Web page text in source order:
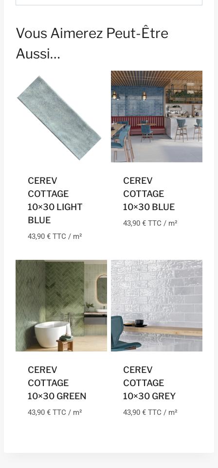
Vous Aimerez Peut-Être
Aussi…
CEREV
COTTAGE
10×30 LIGHT
BLUE
43,90 € TTC / m²
CEREV
COTTAGE
10×30 BLUE
43,90 € TTC / m²
CEREV
COTTAGE
10×30 GREEN
43,90 € TTC / m²
CEREV
COTTAGE
10×30 GREY
43,90 € TTC / m²